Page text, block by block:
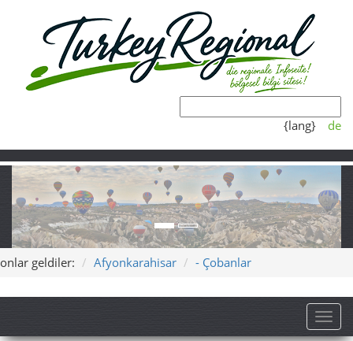
{lang} de
onlar geldiler: Afyonkarahisar - Çobanlar